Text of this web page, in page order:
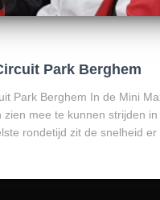
Park Berghem
Park Berghem In de Mini
zien mee te kunnen strijden
rondetijd zit de snelheid er